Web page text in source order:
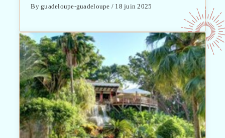
By guadeloupe-guadeloupe / 18 juin 2025